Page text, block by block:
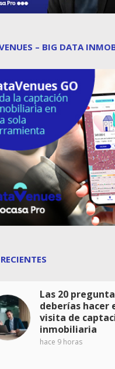
– BIG DATA
Las 20
deberías hacer
visita de
inmobiliaria
hace 9 horas